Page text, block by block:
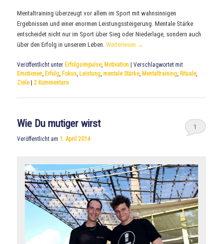
Mentaltraining überzeugt vor allem im Sport mit wahnsinnigen
Ergebnissen und einer enormen Leistungssteigerung. Mentale Stärke
entscheidet nicht nur im Sport über Sieg oder Niederlage, sondern auch
über den Erfolg in unserem Leben.Weiterlesen →
Veröffentlicht unter Erfolgsimpulse, Motivation |Verschlagwortet mit
Emotionen Erfolg Fokus Leistung ,mentale Stärke, Mentaltraining Rituale,
Ziele |2 Kommentare
Wie Du mutiger wirst
Veröffentlicht am1. April 2014
1